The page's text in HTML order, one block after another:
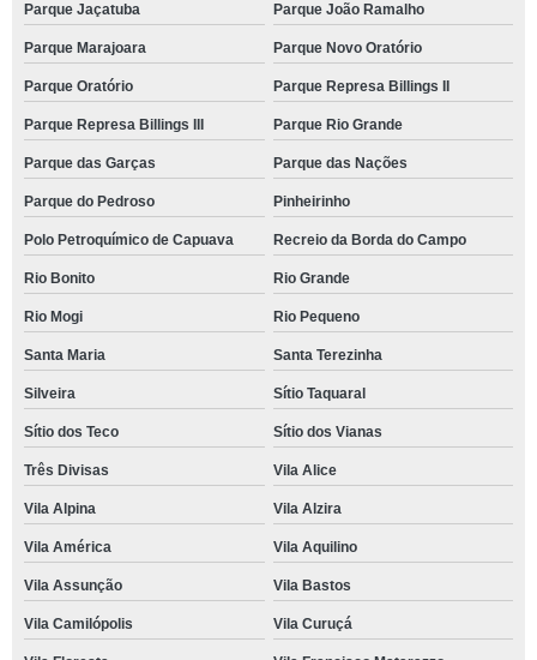
Parque Jaçatuba Parque João Ramalho
Parque Marajoara Parque Novo Oratório
Parque Oratório Parque Represa Billings II
Parque Represa Billings III Parque Rio Grande
Parque das Garças Parque das Nações
Parque do Pedroso Pinheirinho
Polo Petroquímico de Capuava Recreio da Borda do Campo
Rio Bonito Rio Grande
Rio Mogi Rio Pequeno
Santa Maria Santa Terezinha
Silveira Sítio Taquaral
Sítio dos Teco Sítio dos Vianas
Três Divisas Vila Alice
Vila Alpina Vila Alzira
Vila América Vila Aquilino
Vila Assunção Vila Bastos
Vila Camilópolis Vila Curuçá